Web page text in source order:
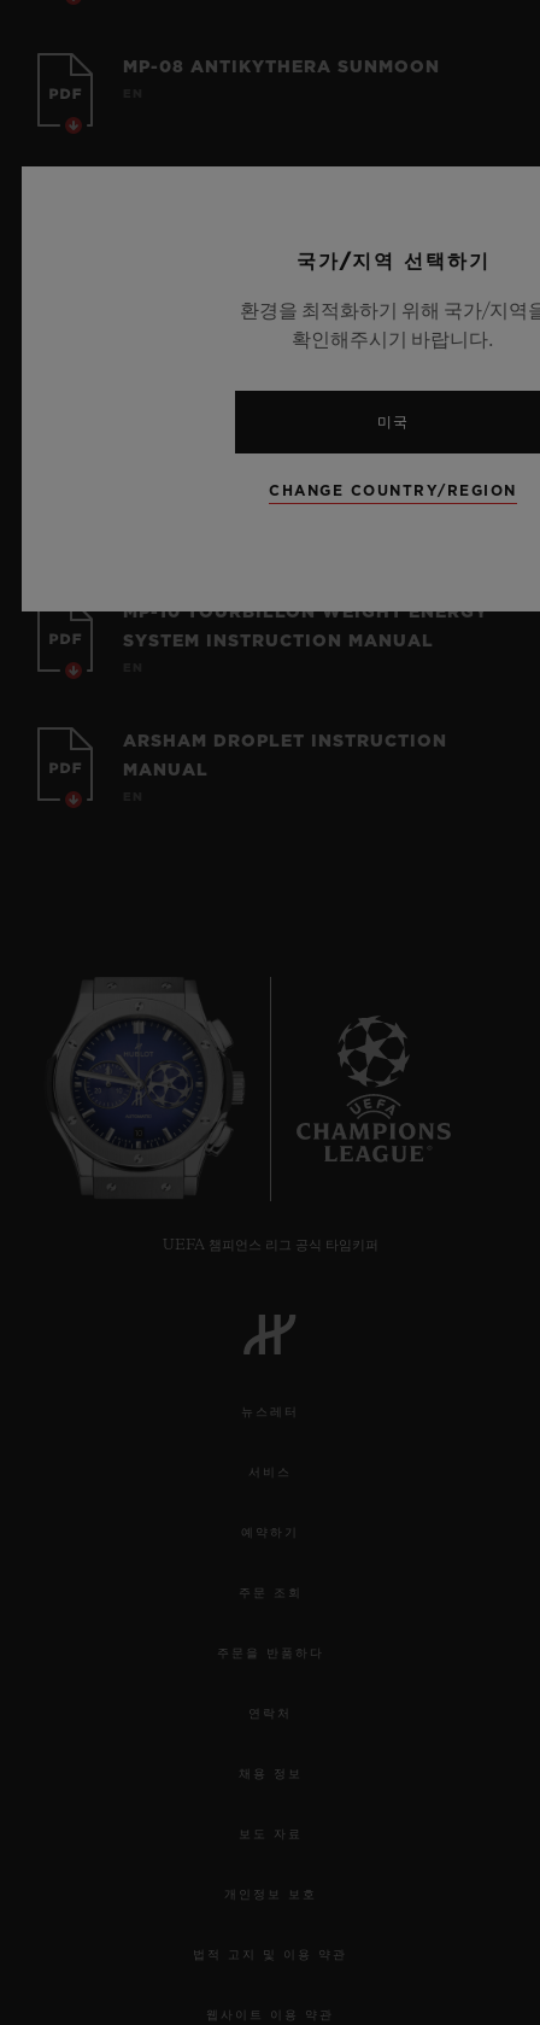
MP-08 ANTIKYTHERA SUNMOON
BATTERY WARNING - REESE'S LAW
MP-15 TAKASHI MURAKAMI
TOURBILLON SAPPHIRE INSTRUCTION
MP-10 TOURBILLON WEIGHT ENERGY
SYSTEM INSTRUCTION MANUAL
ARSHAM DROPLET INSTRUCTION
MANUAL
UEFA 챔피언스 리그 공식 타임키퍼
뉴스레터
서비스
예약하기
주문 조회
주문을 반품하다
연락처
채용 정보
보도 자료
개인정보 보호
법적 고지 및 이용 약관
웹사이트 이용 약관
국가/지역 선택하기
환경을 최적화하기 위해 국가/지역
확인해주시기 바랍니다.
미국
CHANGE COUNTRY/REGION